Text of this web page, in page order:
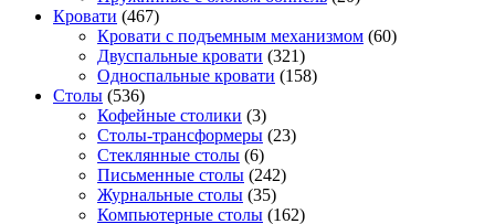
Кровати (467)
Кровати с подъемным механизмом (60)
Двуспальные кровати (321)
Односпальные кровати (158)
Столы (536)
Кофейные столики (3)
Столы-трансформеры (23)
Стеклянные столы (6)
Письменные столы (242)
Журнальные столы (35)
Компьютерные столы (162)